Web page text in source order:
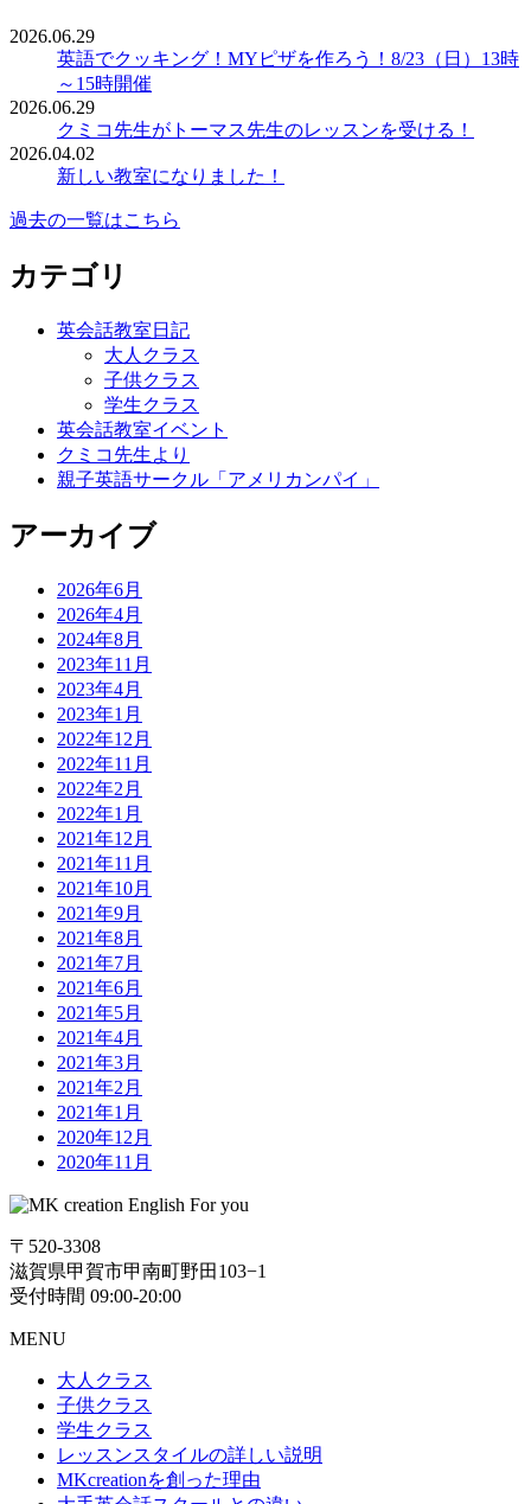
2026.06.29
英語でクッキング！MYピザを作ろう！8/23（日）13時
～15時開催
2026.06.29
クミコ先生がトーマス先生のレッスンを受ける！
2026.04.02
新しい教室になりました！
過去の一覧はこちら
カテゴリ
英会話教室日記
大人クラス
子供クラス
学生クラス
英会話教室イベント
クミコ先生より
親子英語サークル「アメリカンパイ」
アーカイブ
2026年6月
2026年4月
2024年8月
2023年11月
2023年4月
2023年1月
2022年12月
2022年11月
2022年2月
2022年1月
2021年12月
2021年11月
2021年10月
2021年9月
2021年8月
2021年7月
2021年6月
2021年5月
2021年4月
2021年3月
2021年2月
2021年1月
2020年12月
2020年11月
〒520-3308
滋賀県甲賀市甲南町野田103−1
受付時間 09:00-20:00
MENU
大人クラス
子供クラス
学生クラス
レッスンスタイルの詳しい説明
MKcreationを創った理由